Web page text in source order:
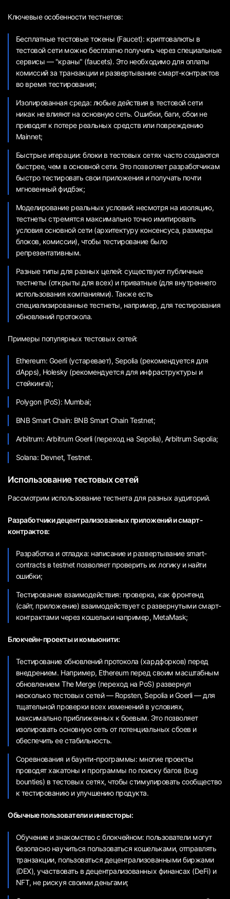
Ключевые особенности тестнетов:
Бесплатные тестовые токены (Faucet): криптовалюты в
тестовой сети можно бесплатно получить через специальные
сервисы — "краны" (faucets). Это необходимо для оплаты
комиссий за транзакции и развертывание смарт-контрактов
во время тестирования;
Изолированная среда: любые действия в тестовой сети
никак не влияют на основную сеть. Ошибки, баги, сбои не
приводят к потере реальных средств или повреждению
Mainnet;
Быстрые итерации: блоки в тестовых сетях часто создаются
быстрее, чем в основной сети. Это позволяет разработчикам
быстро тестировать свои приложения и получать почти
мгновенный фидбэк;
Моделирование реальных условий: несмотря на изоляцию,
тестнеты стремятся максимально точно имитировать
условия основной сети (архитектуру консенсуса, размеры
блоков, комиссии), чтобы тестирование было
репрезентативным.
Разные типы для разных целей: существуют публичные
тестнеты (открыты для всех) и приватные (для внутреннего
использования компаниями). Также есть
специализированные тестнеты, например, для тестирования
обновлений протокола.
Примеры популярных тестовых сетей:
Ethereum: Goerli (устаревает), Sepolia (рекомендуется для
dApps), Holesky (рекомендуется для инфраструктуры и
стейкинга);
Polygon (PoS): Mumbai;
BNB Smart Chain: BNB Smart Chain Testnet;
Arbitrum: Arbitrum Goerli (переход на Sepolia), Arbitrum Sepolia;
Solana: Devnet, Testnet.
Использование тестовых сетей
Рассмотрим использование тестнета для разных аудиторий.
Разработчики децентрализованных приложений и смарт-
контрактов:
Разработка и отладка: написание и развертывание smart-
contracts в testnet позволяет проверить их логику и найти
ошибки;
Тестирование взаимодействия: проверка, как фронтенд
(сайт, приложение) взаимодействует с развернутыми смарт-
контрактами через кошельки например, MetaMask;
Блокчейн-проекты и комьюнити:
Тестирование обновлений протокола (хардфорков) перед
внедрением. Например, Ethereum перед своим масштабным
обновлением The Merge (переход на PoS) развернул
несколько тестовых сетей — Ropsten, Sepolia и Goerli — для
тщательной проверки всех изменений в условиях,
максимально приближенных к боевым. Это позволяет
изолировать основную сеть от потенциальных сбоев и
обеспечить ее стабильность.
Соревнования и баунти-программы: многие проекты
проводят хакатоны и программы по поиску багов (bug
bounties) в тестовых сетях, чтобы стимулировать сообщество
к тестированию и улучшению продукта.
Обычные пользователи и инвесторы:
Обучение и знакомство с блокчейном: пользователи могут
безопасно научиться пользоваться кошельками, отправлять
транзакции, пользоваться децентрализованными биржами
(DEX), участвовать в децентрализованных финансах (DeFi) и
NFT, не рискуя своими деньгами;